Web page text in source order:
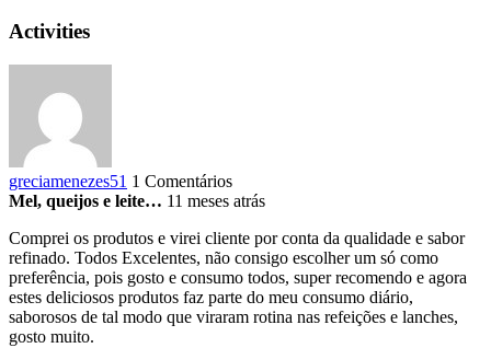
Activities
greciamenezes51 1 Comentários
Mel, queijos e leite… 11 meses atrás
Comprei os produtos e virei cliente por conta da qualidade e sabor
refinado. Todos Excelentes, não consigo escolher um só como
preferência, pois gosto e consumo todos, super recomendo e agora
estes deliciosos produtos faz parte do meu consumo diário,
saborosos de tal modo que viraram rotina nas refeições e lanches,
gosto muito.